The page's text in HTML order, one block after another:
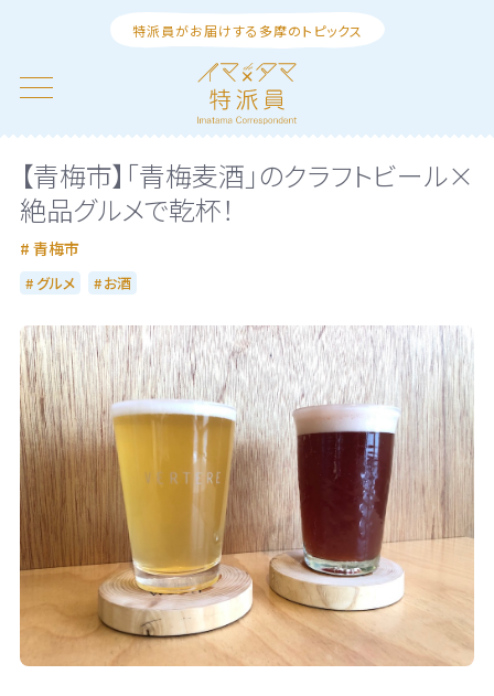
特派員がお届けする多摩のトピックス
【青梅市】「青梅麦酒」のクラフトビール×
絶品グルメで乾杯！
青梅市
グルメ お酒